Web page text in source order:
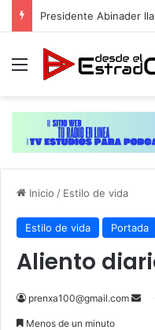
Menú
Inicio / Estilo de vida
Estilo de vida Portada
Aliento
prenxa100@gmail.com
Menos de un minuto